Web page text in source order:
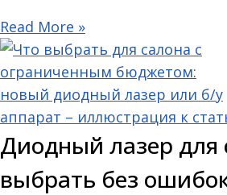
Read More »
Диодный лазер для
выбрать без